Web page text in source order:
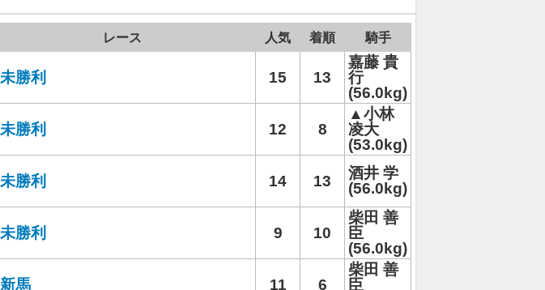
レース 人気 着順 騎手
未勝利 15 13
嘉藤 貴
行
(56.0kg)
未勝利 12 8
▲小林
凌大
(53.0kg)
未勝利 14 13
酒井 学
(56.0kg)
未勝利 9 10
柴田 善
臣
(56.0kg)
新馬 11 6
柴田 善
臣